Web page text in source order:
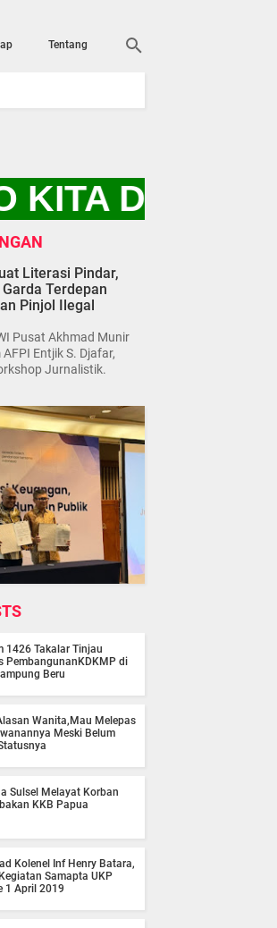
Tentang
DUKUNG
Literasi Pindar,
Terdepan
Pinjol Ilegal
Pusat Akhmad Munir
Entjik S. Djafar,
Jurnalistik.
1426 Takalar Tinjau
PembangunanKDKMP di
Beru
Wanita,Mau Melepas
Meski Belum
Sulsel Melayat Korban
KKB Papua
Kolenel Inf Henry Batara,
Samapta UKP
1 April 2019